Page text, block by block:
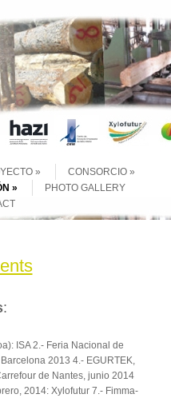
CONSORCIO
PHOTO GALLERY
:
ISA 2.- Feria Nacional de
2013 4.- EGURTEK,
de Nantes, junio 2014
2014: Xylofutur 7.- Fimma-